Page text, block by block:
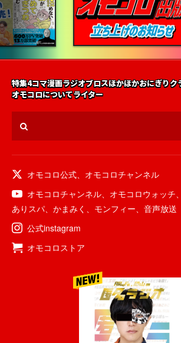
特集4コマ漫画ラジオブロスほかほかおにぎりク
オモコロについてライター
オモコロ公式
オモコロチャンネル
オモコロチャンネル
オモコロウォッチ
ありスパ
かまみく モンフィー
音声放送
公式instagram
オモコロストア